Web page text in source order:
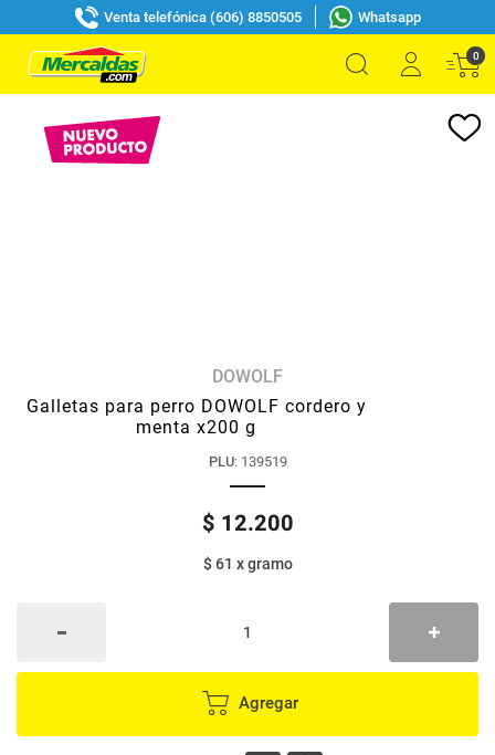
Venta telefónica (606) 8850505 Whatsapp
0
DOWOLF
Galletas para perro DOWOLF cordero y
menta x200 g
PLU: 139519
$ 12.200
$ 61 xgramo
Agregar